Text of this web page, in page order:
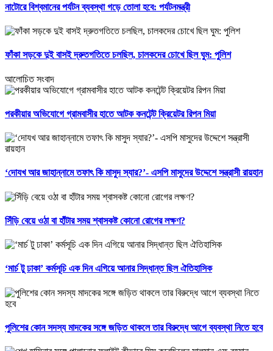
নাটোরে বিশ্বমানের পর্যটন ব্যবস্থা গড়ে তোলা হবে: পর্যটনমন্ত্রী
ফাঁকা সড়কে দুই বাসই দ্রুতগতিতে চলছিল, চালকদের চোখে ছিল ঘুম: পুলিশ
আলোচিত সংবাদ
পরকীয়ার অভিযোগে গ্রামবাসীর হাতে আটক কনটেন্ট ক্রিয়েটর রিপন মিয়া
‘দোযখ আর জাহান্নামে তফাৎ কি মাসুদ স্যার?’- এসপি মাসুদের উদ্দেশে সন্ত্রাসী রায়হান
সিঁড়ি বেয়ে ওঠা বা হাঁটার সময় শ্বাসকষ্ট কোনো রোগের লক্ষণ?
‘মার্চ টু ঢাকা’ কর্মসূচি এক দিন এগিয়ে আনার সিদ্ধান্ত ছিল ঐতিহাসিক
পুলিশের কোন সদস্য মাদকের সঙ্গে জড়িত থাকলে তার বিরুদ্ধে আগে ব্যবস্থা নিতে হবে